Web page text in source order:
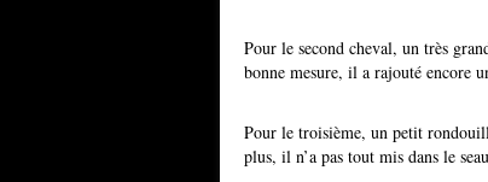
Pour le second cheval, un très
bonne mesure, il a rajouté encore
Pour le troisième, un petit
plus, il n’a pas tout mis dans le